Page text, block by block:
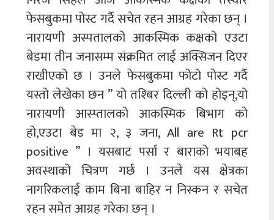
फेसबुकमा पोस्ट गर्दै सचेत रहन आग्रह गरेका छन् ।
नारायणी अस्पतालको आकस्मिक कक्षको एउटा
बेडमा तीन जनासम्म संक्रमित लाई अक्सिजन दिएर
राखीएको छ । उनले फेसबुकमा फोटो पोस्ट गर्दै
यस्तो लेखेका छन ” यो तश्बिर दिल्ली को होइन्,यो
नारायणी आस्प्तालको आकस्मिक बिभाग को
हो,एउटा बेड मा २, ३ जना, All are Rt pcr
positive ” । यसबाट पर्सा र बाराको भयाबह
अवस्थाको चित्रण गर्छ । उनले यस क्षेत्रका
नागरिकलाई काम बिना बाहिर न निस्कन र सचेत
रहन समेत आग्रह गरेका छन् ।